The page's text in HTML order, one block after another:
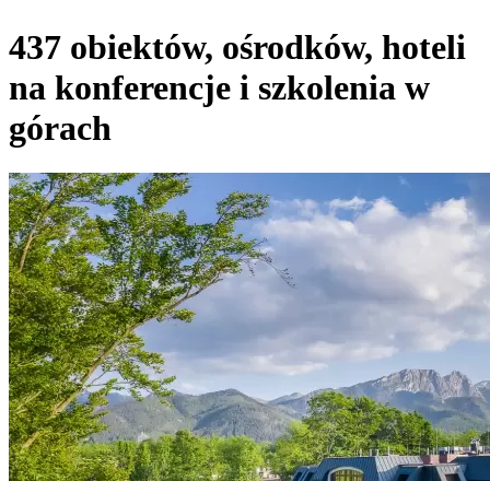
437 obiektów, ośrodków, hoteli
na konferencje i szkolenia w
górach